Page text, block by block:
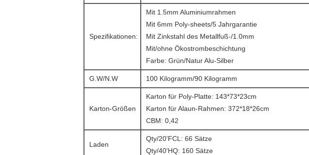
Spezifikationen:
Mit 1.5mm Aluminiumrahmen
Mit 6mm Poly-sheets/5 Jahrgarantie
Mit Zinkstahl des Metallfuß-/1.0mm
Mit/ohne Ökostrombeschichtung
Farbe: Grün/Natur Alu-Silber
G.W/N.W 100 Kilogramm/90 Kilogramm
Karton-Größen
Karton für Poly-Platte: 143*73*23cm
Karton für Alaun-Rahmen: 372*18*26cm
CBM: 0,42
Laden
Qty/20'FCL: 66 Sätze
Qty/40'HQ: 160 Sätze